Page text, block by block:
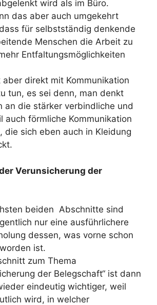
wird als im Büro.
das aber auch umgekehrt
für selbstständig denkende
Menschen die Arbeit zu
Entfaltungsmöglichkeiten
aber direkt mit Kommunikation
tun, es sei denn, man denkt
an die stärker verbindliche und
auch förmliche Kommunikation
die sich eben auch in Kleidung
Verunsicherung der
beiden Abschnitte sind
nur eine ausführlichere
dessen, was vorne schon
ist.
zum Thema
der Belegschaft“ ist dann
eindeutig wichtiger, weil
wird, in welcher